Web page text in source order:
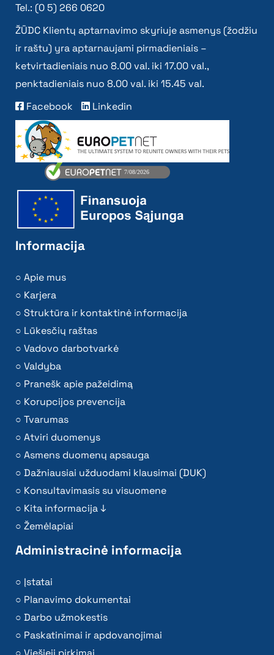
Tel.: (0 5) 266 0620
ŽŪDC Klientų aptarnavimo skyriuje asmenys (žodžiu
ir raštu) yra aptarnaujami pirmadieniais –
ketvirtadieniais nuo 8.00 val. iki 17.00 val.,
penktadieniais nuo 8.00 val. iki 15.45 val.
Facebook
Linkedin
Informacija
Apie mus
Karjera
Struktūra ir kontaktinė informacija
Lūkesčių raštas
Vadovo darbotvarkė
Valdyba
Pranešk apie pažeidimą
Korupcijos prevencija
Tvarumas
Atviri duomenys
Asmens duomenų apsauga
Dažniausiai užduodami klausimai (DUK)
Konsultavimasis su visuomene
Kita informacija ↓
Žemėlapiai
Administracinė informacija
Įstatai
Planavimo dokumentai
Darbo užmokestis
Paskatinimai ir apdovanojimai